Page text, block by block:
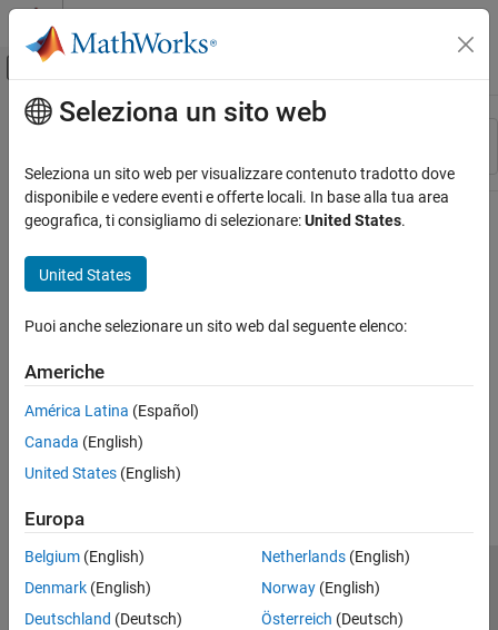
Vai al contenuto
Attiva/disattiva menu di navigazione
Risorsa
Stato
Contenuto principale
Seleziona un sito web
Seleziona un sito web per visualizzare contenuto tradotto dove
disponibile e vedere eventi e offerte locali. In base alla tua area
geografica, ti consigliamo di selezionare:United States.
United States
Puoi anche selezionare un sito web dal seguente elenco:
Americhe
América Latina (Español)
Canada (English)
United States (English)
Europa
Belgium (English)
Denmark (English)
Deutschland (Deutsch)
Netherlands(English)
Norway(English)
Österreich (Deutsch)
Centro di fiducia
Informativa sulla privacy
Antipirateria
Stato dell'applicazione
Contatti